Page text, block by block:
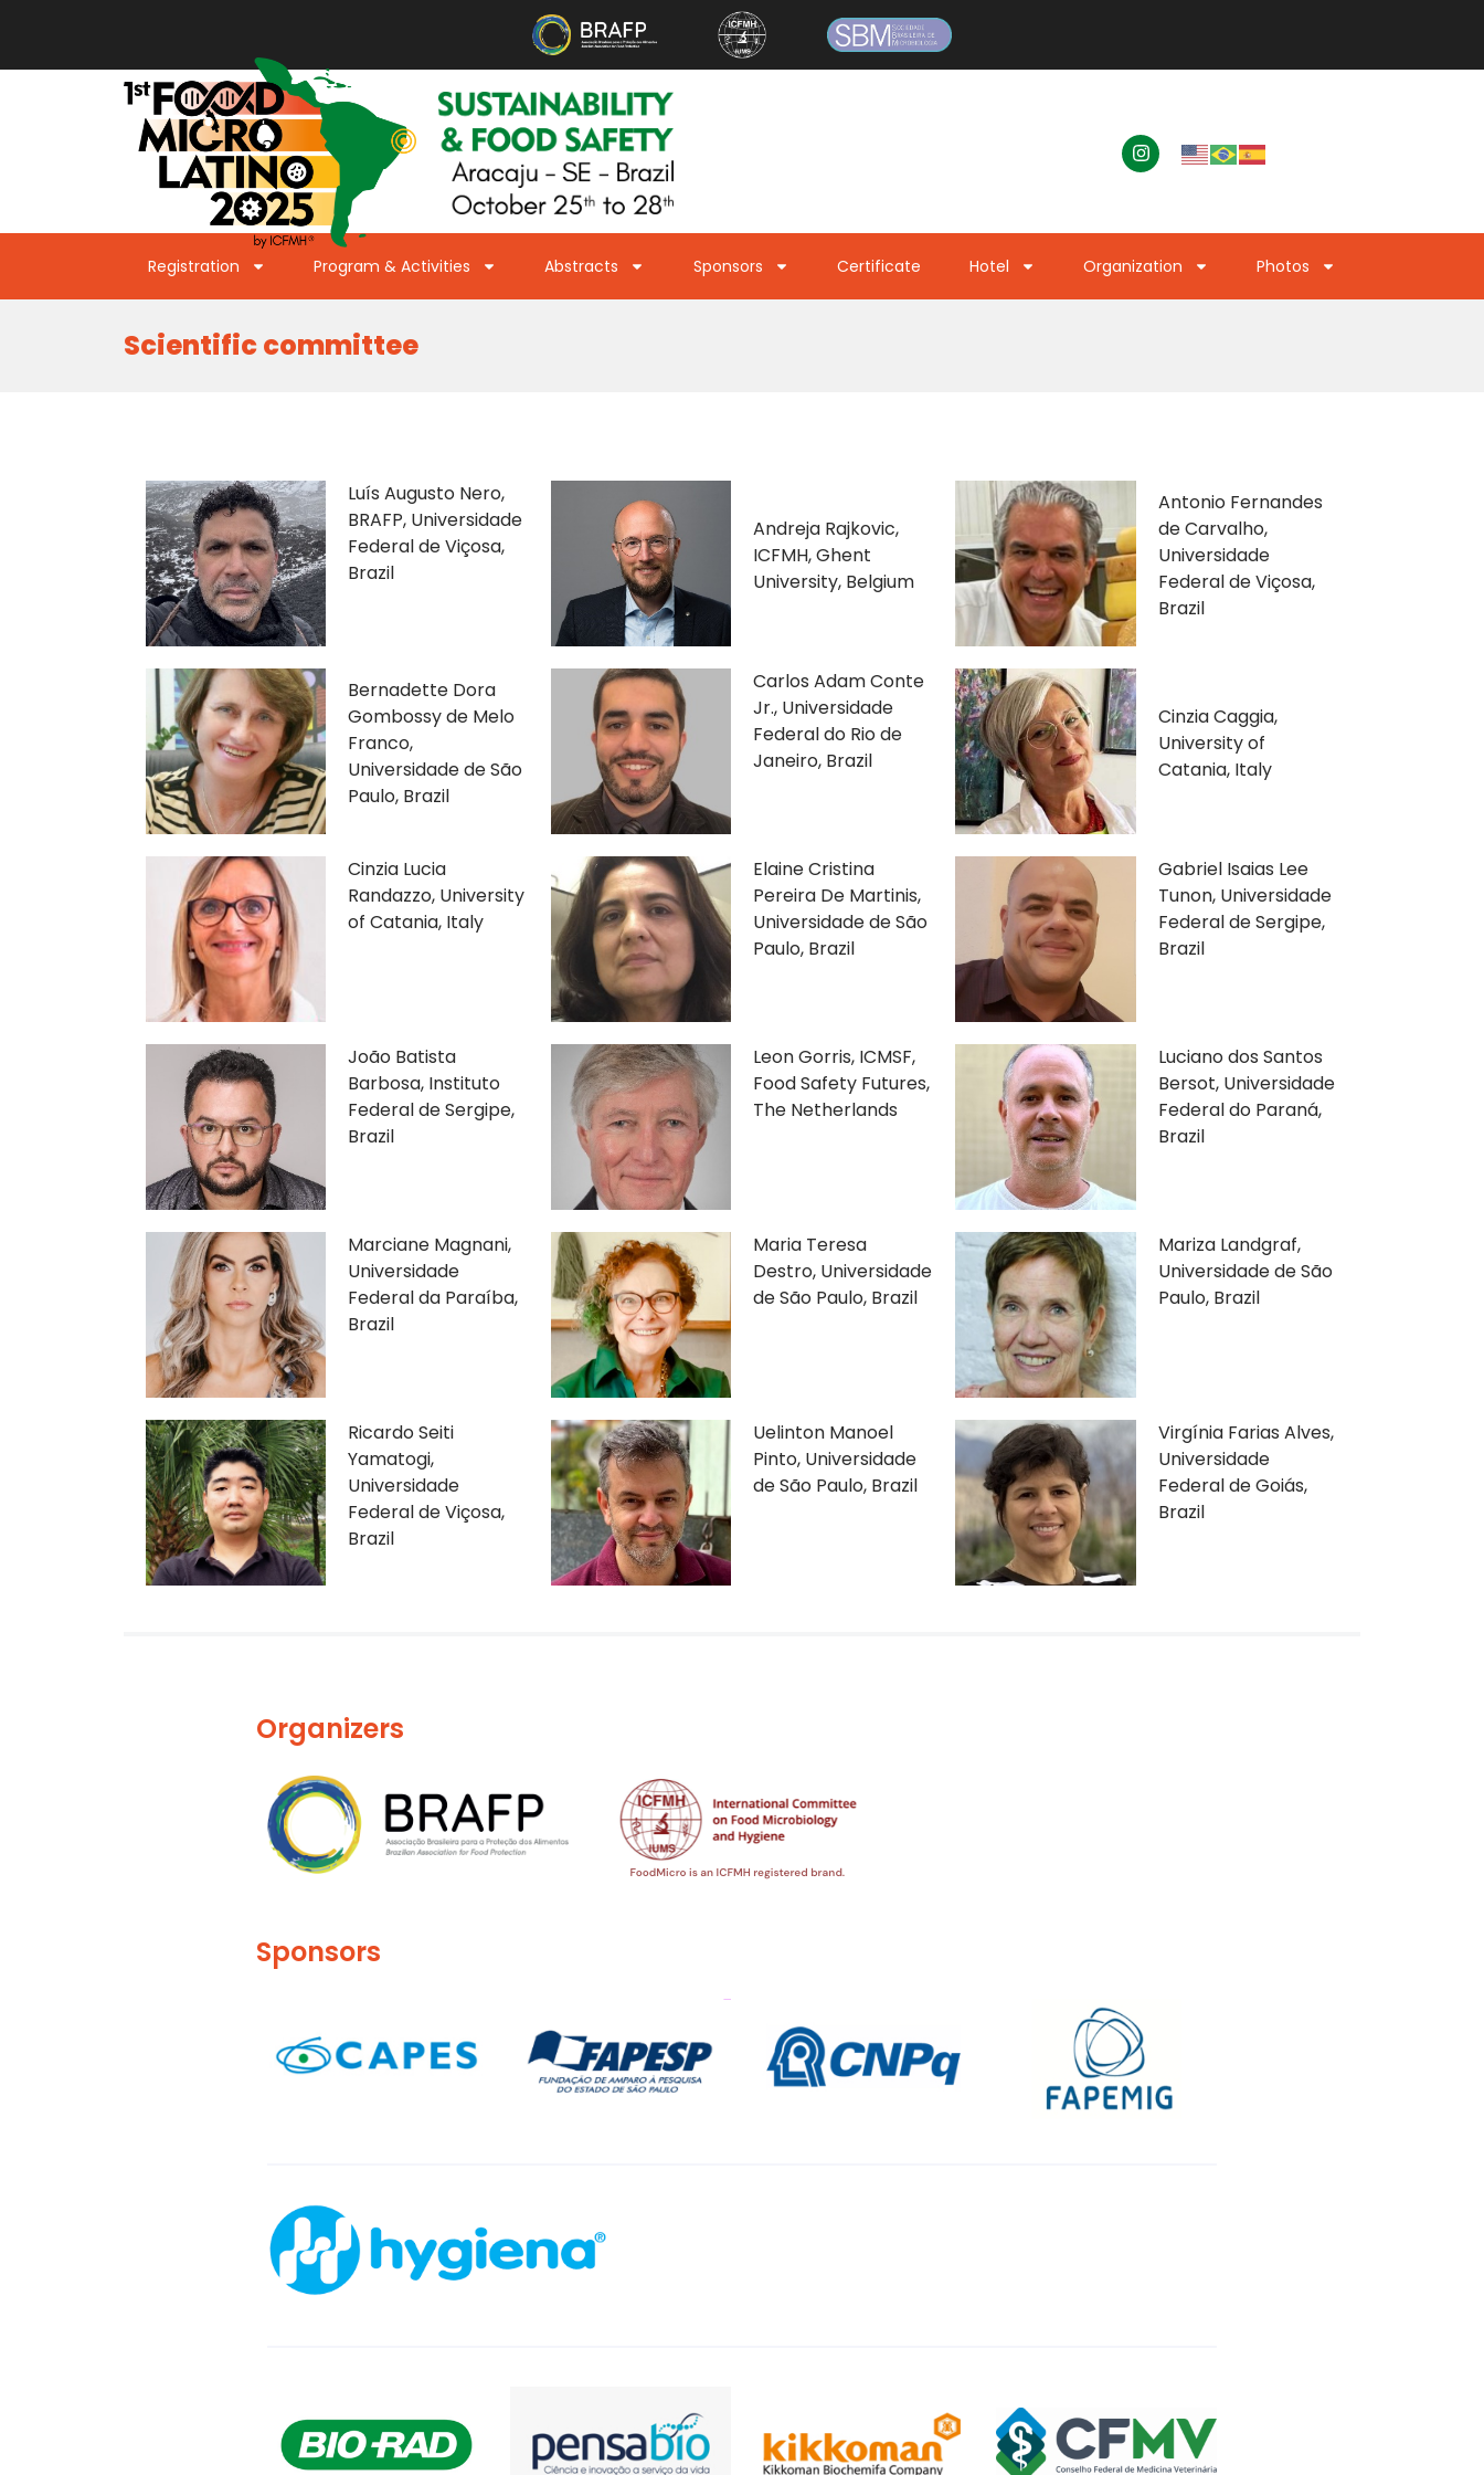
Registration Program & Activities Abstracts Sponsors Certificate Hotel Organization Photos
Scientific committee
Luís Augusto Nero,
BRAFP, Universidade
Federal de Viçosa,
Brazil
Andreja Rajkovic,
ICFMH, Ghent
University, Belgium
Antonio Fernandes
de Carvalho,
Universidade
Federal de Viçosa,
Brazil
Bernadette Dora
Gombossy de Melo
Franco,
Universidade de São
Paulo, Brazil
Carlos Adam Conte
Jr., Universidade
Federal do Rio de
Janeiro, Brazil
Cinzia Caggia,
University of
Catania, Italy
Cinzia Lucia
Randazzo, University
of Catania, Italy
Elaine Cristina
Pereira De Martinis,
Universidade de São
Paulo, Brazil
Gabriel Isaias Lee
Tunon, Universidade
Federal de Sergipe,
Brazil
João Batista
Barbosa, Instituto
Federal de Sergipe,
Brazil
Leon Gorris, ICMSF,
Food Safety Futures,
The Netherlands
Luciano dos Santos
Bersot, Universidade
Federal do Paraná,
Brazil
Marciane Magnani,
Universidade
Federal da Paraíba,
Brazil
Maria Teresa
Destro, Universidade
de São Paulo, Brazil
Mariza Landgraf,
Universidade de São
Paulo, Brazil
Ricardo Seiti
Yamatogi,
Universidade
Federal de Viçosa,
Brazil
Uelinton Manoel
Pinto, Universidade
de São Paulo, Brazil
Virgínia Farias Alves,
Universidade
Federal de Goiás,
Brazil
Organizers
Sponsors